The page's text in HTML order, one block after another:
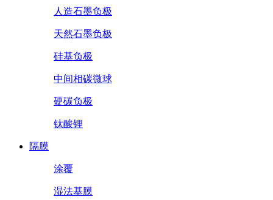
人造石墨负极
天然石墨负极
硅基负极
中间相碳微球
硬碳负极
钛酸锂
隔膜
涂覆
湿法基膜